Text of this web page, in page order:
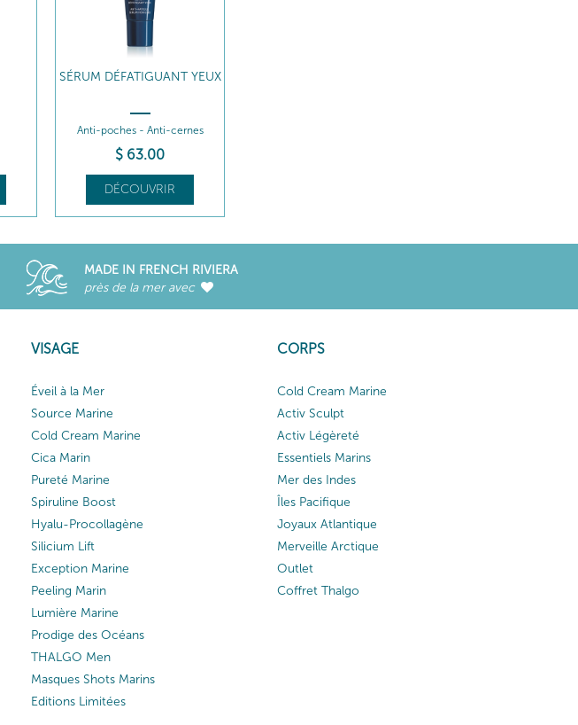
SÉRUM DÉFATIGUANT YEUX
Anti-poches - Anti-cernes
$ 63.00
DÉCOUVRIR
MADE IN FRENCH RIVIERA
près de la mer avec
VISAGE
Éveil à la Mer
Source Marine
Cold Cream Marine
Cica Marin
Pureté Marine
Spiruline Boost
Hyalu-Procollagène
Silicium Lift
Exception Marine
Peeling Marin
Lumière Marine
Prodige des Océans
THALGO Men
Masques Shots Marins
Editions Limitées
CORPS
Cold Cream Marine
Activ Sculpt
Activ Légèreté
Essentiels Marins
Mer des Indes
Îles Pacifique
Joyaux Atlantique
Merveille Arctique
Outlet
Coffret Thalgo